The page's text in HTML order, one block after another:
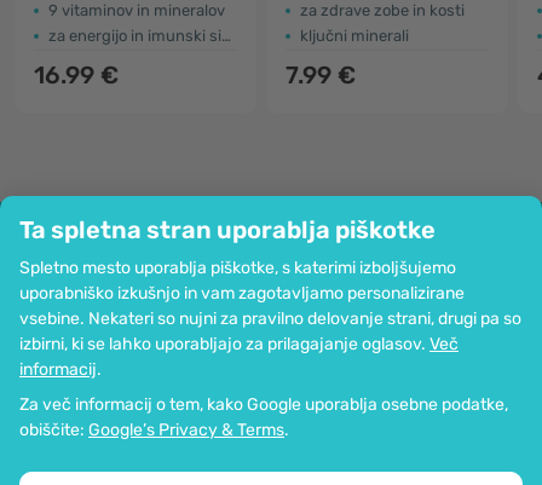
Ta spletna stran uporablja piškotke
Spletno mesto uporablja piškotke, s katerimi izboljšujemo
uporabniško izkušnjo in vam zagotavljamo personalizirane
vsebine. Nekateri so nujni za pravilno delovanje strani, drugi pa so
izbirni, ki se lahko uporabljajo za prilagajanje oglasov. Več
informacij.
Za več informacij o tem, kako Google uporablja osebne podatke,
obiščite: Google’s Privacy & Terms.
9 vitaminov in mineralov
za energijo in imunski sistem
16.99 €
za zdrave zobe in kosti
ključni minerali
7.99 €
Podjetje
Informacije
Pridružite se nam
Pomoč in naročila
Možnost kartičnega plačevanja. Zagotovljena zaščita osebnih podatkov
preko SSL-kodiranja.
Zemljevid strani